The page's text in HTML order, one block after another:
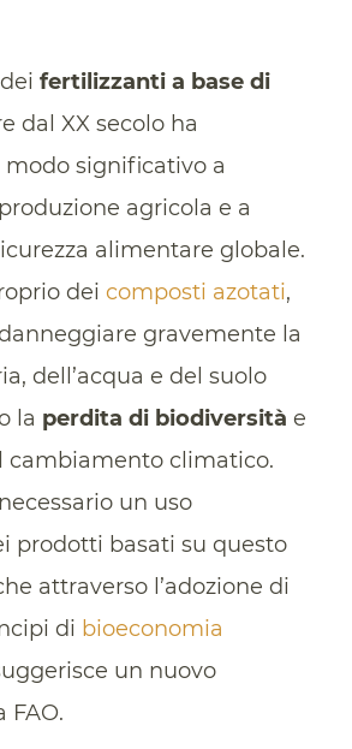
fertilizzanti a base di
dal XX secolo ha
significativo a
agricola e a
alimentare globale.
dei composti azotati,
gravemente la
dell’acqua e del suolo
la perdita di biodiversità e
cambiamento climatico.
un uso
prodotti basati su questo
attraverso l’adozione di
di bioeconomia
un nuovo
FAO.